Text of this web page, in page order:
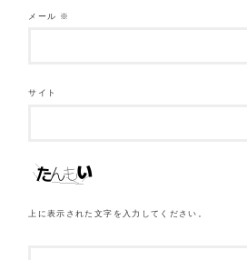
メール ※
サイト
上に表示された文字を入力してください。